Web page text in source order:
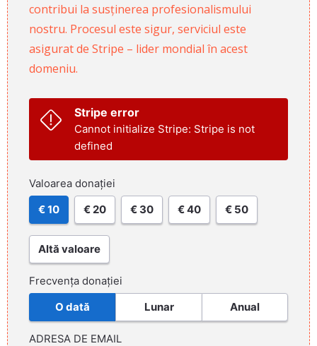
contribui la susținerea profesionalismului
nostru. Procesul este sigur, serviciul este
asigurat de Stripe – lider mondial în acest
domeniu.
Stripe error
Cannot initialize Stripe: Stripe is not
defined
Valoarea donației
€ 10 € 20 € 30 € 40 € 50
Altă valoare
Frecvența donației
O dată Lunar Anual
ADRESA DE EMAIL